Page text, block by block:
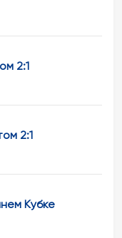
2:1
2:1
Кубке